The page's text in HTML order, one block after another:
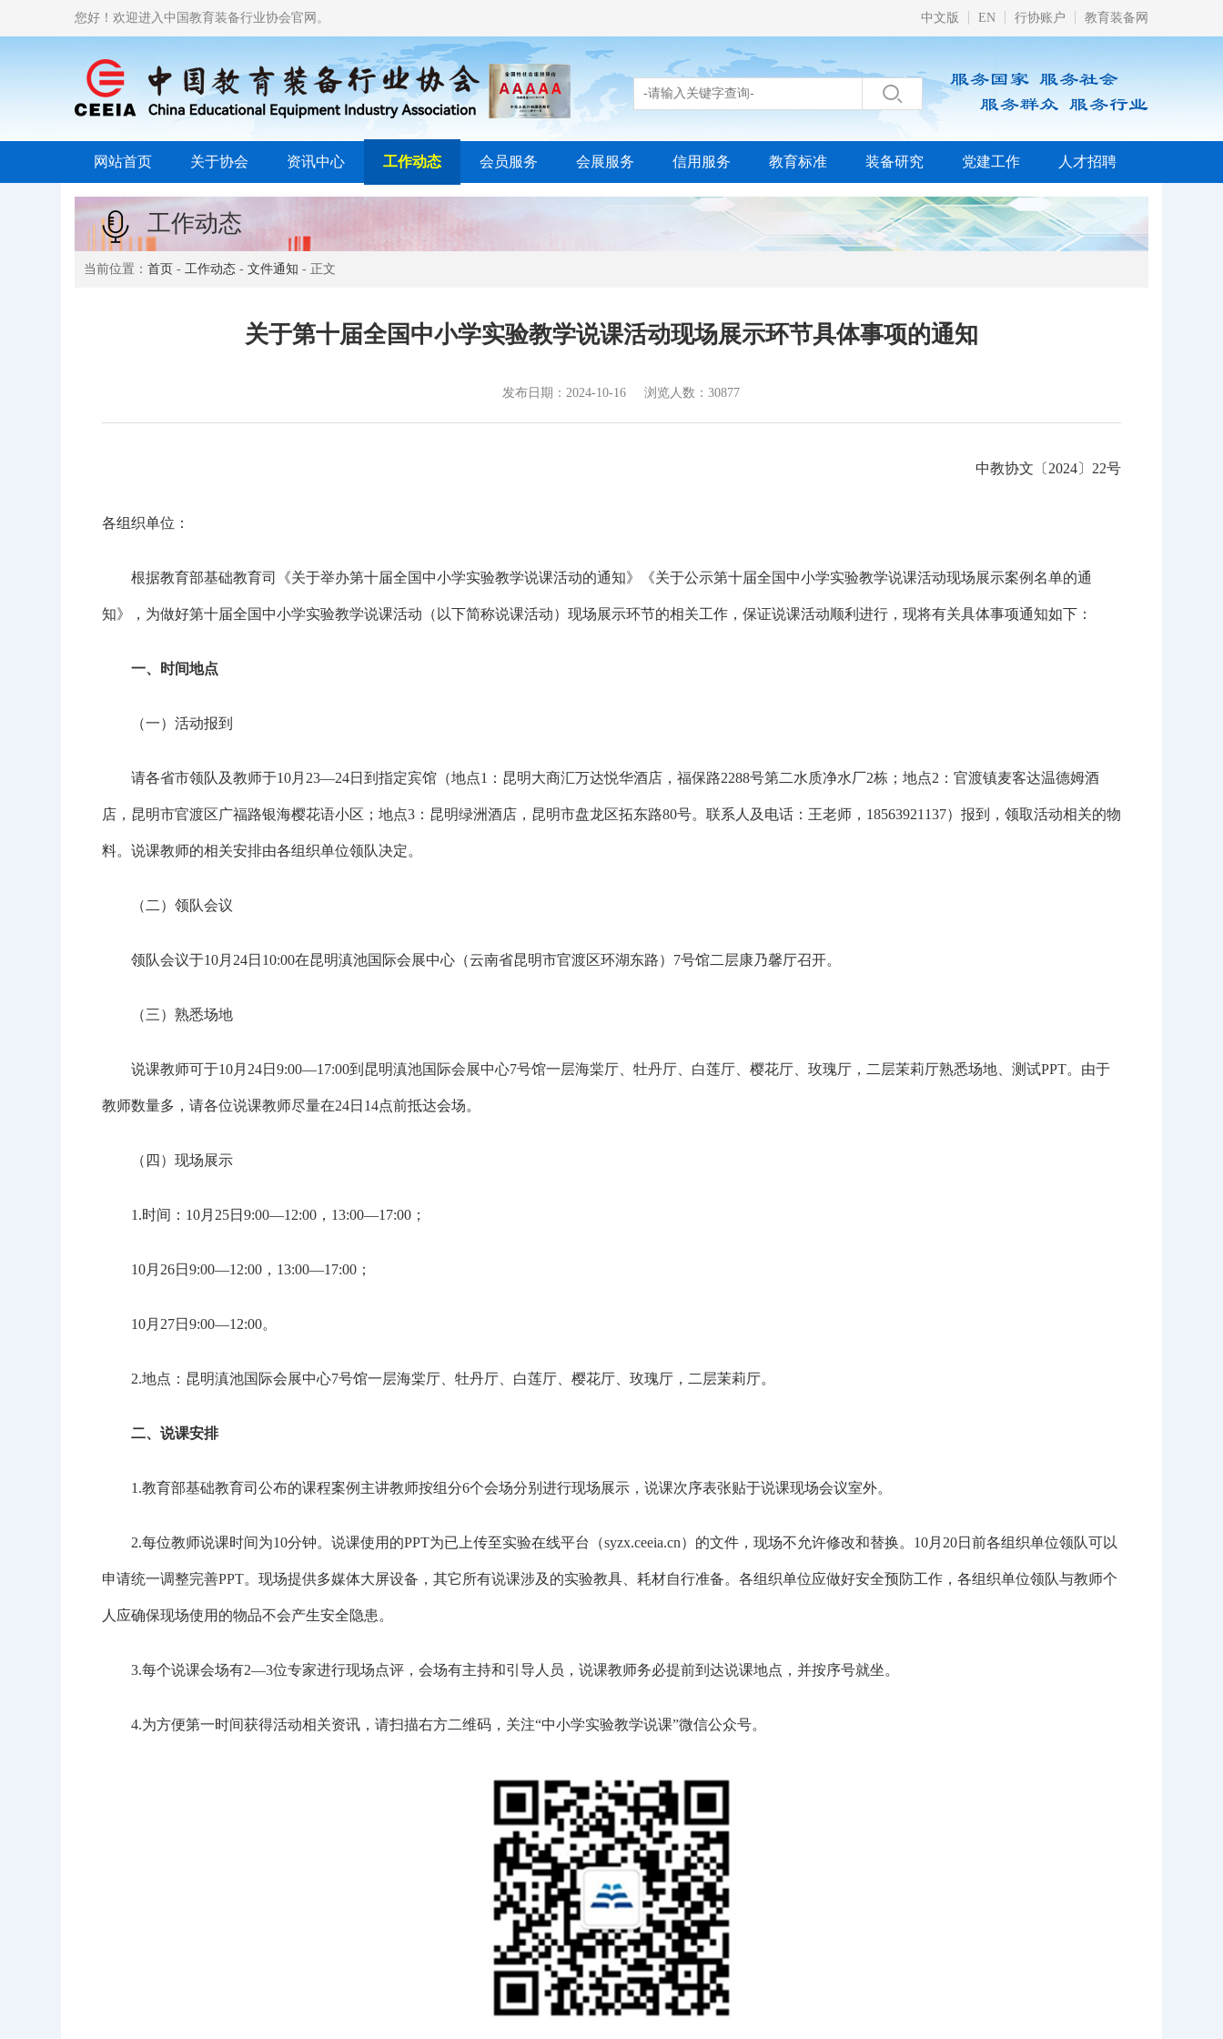
中文版 EN 行协账户 教育装备网
您好！欢迎进入中国教育装备行业协会官网。

网站首页 关于协会 资讯中心 工作动态 会员服务 会展服务 信用服务 教育标准 装备研究 党建工作 人才招聘
工作动态
当前位置： 首页 - 工作动态 - 文件通知 - 正文
关于第十届全国中小学实验教学说课活动现场展示环节具体事项的通知
发布日期：2024-10-16 浏览人数：30877
中教协文〔2024〕22号
各组织单位：
根据教育部基础教育司《关于举办第十届全国中小学实验教学说课活动的通知》《关于公示第十届全国中小学实验教学说课活动现场展示案例名单的通
知》，为做好第十届全国中小学实验教学说课活动（以下简称说课活动）现场展示环节的相关工作，保证说课活动顺利进行，现将有关具体事项通知如下：
一、时间地点
（一）活动报到
请各省市领队及教师于10月23—24日到指定宾馆（地点1：昆明大商汇万达悦华酒店，福保路2288号第二水质净水厂2栋；地点2：官渡镇麦客达温德姆酒
店，昆明市官渡区广福路银海樱花语小区；地点3：昆明绿洲酒店，昆明市盘龙区拓东路80号。联系人及电话：王老师，18563921137）报到，领取活动相关的物
料。说课教师的相关安排由各组织单位领队决定。
（二）领队会议
领队会议于10月24日10:00在昆明滇池国际会展中心（云南省昆明市官渡区环湖东路）7号馆二层康乃馨厅召开。
（三）熟悉场地
说课教师可于10月24日9:00—17:00到昆明滇池国际会展中心7号馆一层海棠厅、牡丹厅、白莲厅、樱花厅、玫瑰厅，二层茉莉厅熟悉场地、测试PPT。由于
教师数量多，请各位说课教师尽量在24日14点前抵达会场。
（四）现场展示
1.时间：10月25日9:00—12:00，13:00—17:00；
10月26日9:00—12:00，13:00—17:00；
10月27日9:00—12:00。
2.地点：昆明滇池国际会展中心7号馆一层海棠厅、牡丹厅、白莲厅、樱花厅、玫瑰厅，二层茉莉厅。
二、说课安排
1.教育部基础教育司公布的课程案例主讲教师按组分6个会场分别进行现场展示，说课次序表张贴于说课现场会议室外。
2.每位教师说课时间为10分钟。说课使用的PPT为已上传至实验在线平台（syzx.ceeia.cn）的文件，现场不允许修改和替换。10月20日前各组织单位领队可以
申请统一调整完善PPT。现场提供多媒体大屏设备，其它所有说课涉及的实验教具、耗材自行准备。各组织单位应做好安全预防工作，各组织单位领队与教师个
人应确保现场使用的物品不会产生安全隐患。
3.每个说课会场有2—3位专家进行现场点评，会场有主持和引导人员，说课教师务必提前到达说课地点，并按序号就坐。
4.为方便第一时间获得活动相关资讯，请扫描右方二维码，关注“中小学实验教学说课”微信公众号。